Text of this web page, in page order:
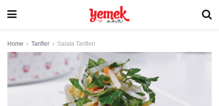
Home Tarifler Salata Tarifleri